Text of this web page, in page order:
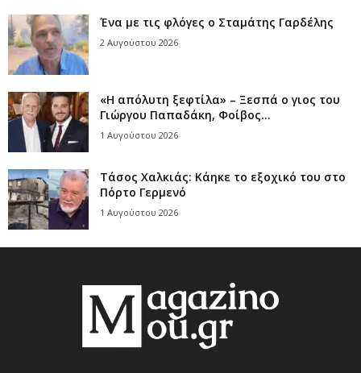
Ένα με τις φλόγες ο Σταμάτης Γαρδέλης
2 Αυγούστου 2026
«Η απόλυτη ξεφτίλα» – Ξεσπά ο γιος του
Γιώργου Παπαδάκη, Φοίβος...
1 Αυγούστου 2026
Τάσος Χαλκιάς: Κάηκε το εξοχικό του στο
Πόρτο Γερμενό
1 Αυγούστου 2026